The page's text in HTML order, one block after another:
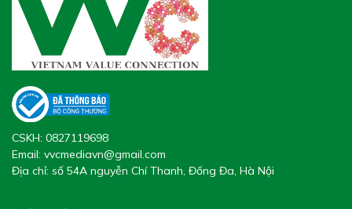
CSKH: 0827119698
Email: vvcmediavn@gmail.com
Địa chỉ: số 54A nguyễn Chí Thanh, Đống Đa, Hà Nội